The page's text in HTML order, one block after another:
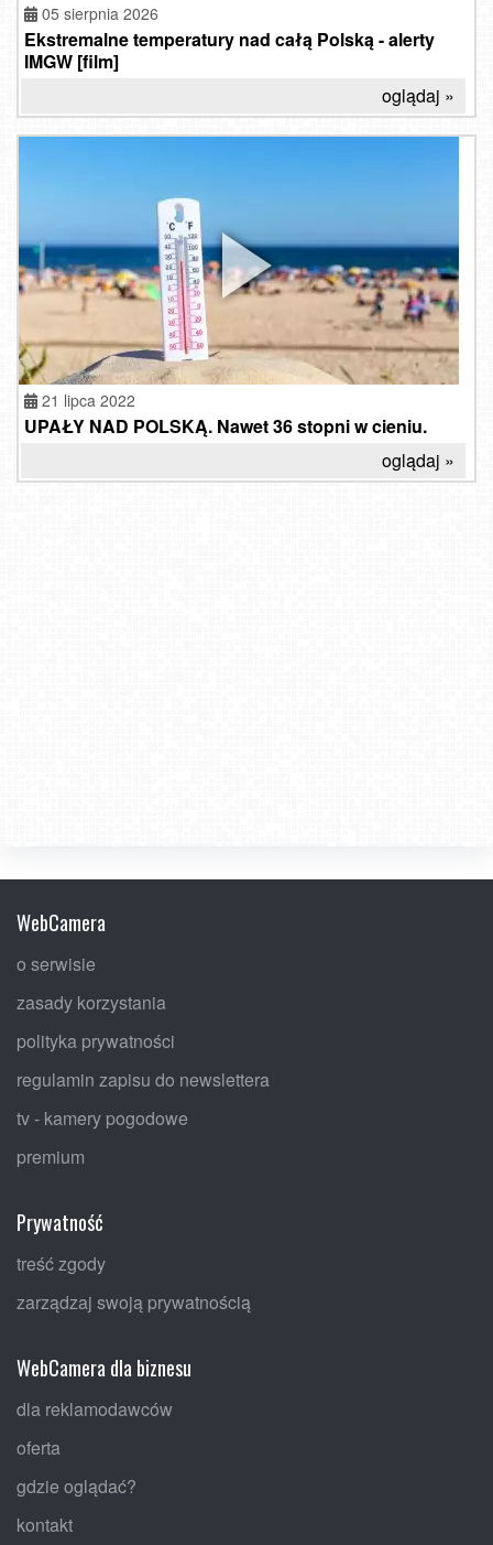
05 sierpnia 2026
Ekstremalne temperatury nad całą Polską - alerty
IMGW [film]
oglądaj »
21 lipca 2022
UPAŁY NAD POLSKĄ. Nawet 36 stopni w cieniu.
oglądaj »
WebCamera
o serwisie
zasady korzystania
polityka prywatności
regulamin zapisu do newslettera
tv - kamery pogodowe
premium
Prywatność
treść zgody
zarządzaj swoją prywatnością
WebCamera dla biznesu
dla reklamodawców
oferta
gdzie oglądać?
kontakt